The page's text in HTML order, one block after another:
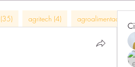
agritech (4) agroalimentación